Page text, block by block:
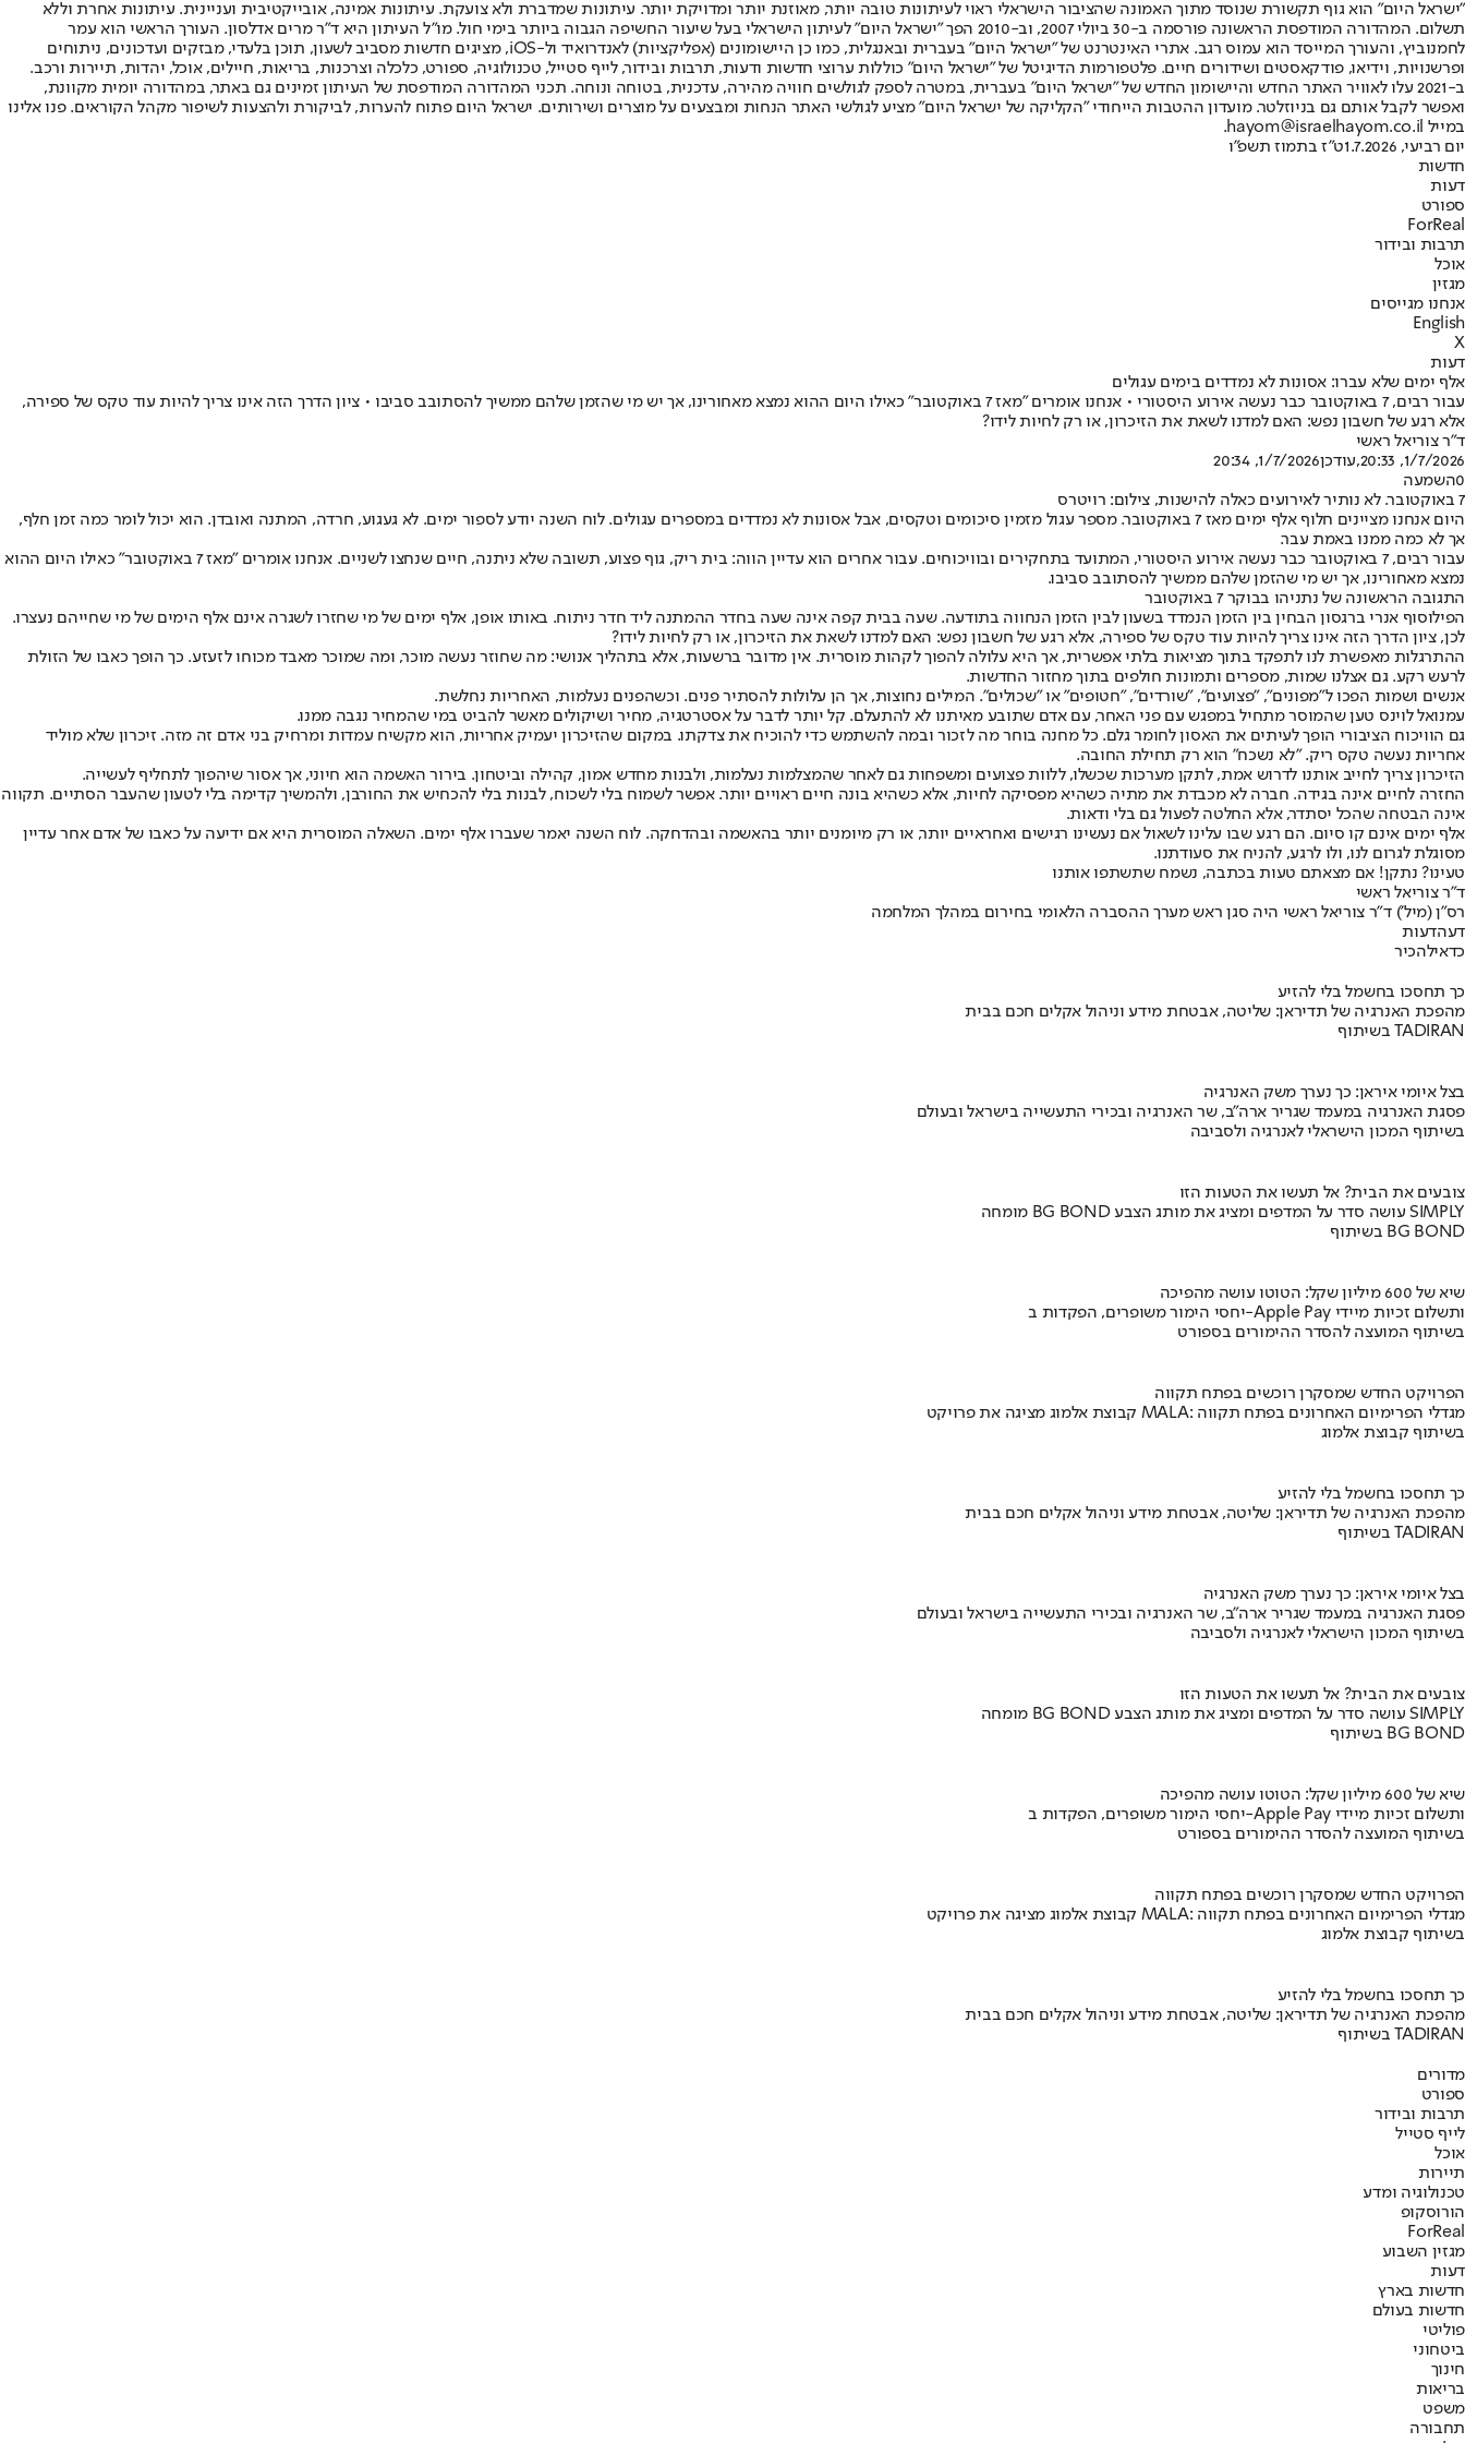
"ישראל היום" הוא גוף תקשורת שנוסד מתוך האמונה שהציבור הישראלי ראוי לעיתונות טובה יותר, מאוזנת יותר ומדויקת יותר. עיתונות שמדברת ולא צועקת. עיתונות אמינה, אובייקטיבית ועניינית. עיתונות אחרת וללא
תשלום. המהדורה המודפסת הראשונה פורסמה ב-30 ביולי 2007, וב-2010 הפך "ישראל היום" לעיתון הישראלי בעל שיעור החשיפה הגבוה ביותר בימי חול. מו"ל העיתון היא ד"ר מרים אדלסון. העורך הראשי הוא עמר
לחמנוביץ, והעורך המייסד הוא עמוס רגב. אתרי האינטרנט של "ישראל היום" בעברית ובאנגלית, כמו כן היישומונים (אפליקציות) לאנדרואיד ול-iOS, מציגים חדשות מסביב לשעון, תוכן בלעדי, מבזקים ועדכונים, ניתוחים
ופרשנויות, וידיאו, פודקאסטים ושידורים חיים. פלטפורמות הדיגיטל של "ישראל היום" כוללות ערוצי חדשות ודעות, תרבות ובידור, לייף סטייל, טכנולוגיה, ספורט, כלכלה וצרכנות, בריאות, חיילים, אוכל, יהדות, תיירות ורכב.
ב-2021 עלו לאוויר האתר החדש והיישומון החדש של "ישראל היום" בעברית, במטרה לספק לגולשים חוויה מהירה, עדכנית, בטוחה ונוחה. תכני המהדורה המודפסת של העיתון זמינים גם באתר, במהדורה יומית מקוונת,
ואפשר לקבל אותם גם בניוזלטר. מועדון ההטבות הייחודי "הקליקה של ישראל היום" מציע לגולשי האתר הנחות ומבצעים על מוצרים ושירותים. ישראל היום פתוח להערות, לביקורת ולהצעות לשיפור מקהל הקוראים. פנו אלינו
במייל hayom@israelhayom.co.il.
יום רביעי, 1.7.2026
ט"ז בתמוז תשפ"ו
חדשות
דעות
ספורט
ForReal
תרבות ובידור
אוכל
מגזין
אנחנו מגייסים
English
X
דעות
אלף ימים שלא עברו: אסונות לא נמדדים בימים עגולים
עבור רבים, 7 באוקטובר כבר נעשה אירוע היסטורי • אנחנו אומרים "מאז 7 באוקטובר" כאילו היום ההוא נמצא מאחורינו, אך יש מי שהזמן שלהם ממשיך להסתובב סביבו • ציון הדרך הזה אינו צריך להיות עוד טקס של ספירה,
אלא רגע של חשבון נפש: האם למדנו לשאת את הזיכרון, או רק לחיות לידו?
ד"ר צוריאל ראשי
1/7/2026, 20:33
,עודכן1/7/2026, 20:34
0השמעה
7 באוקטובר. לא נותיר לאירועים כאלה להישנות, צילום: רויטרס
היום אנחנו מציינים חלוף אלף ימים מאז 7 באוקטובר. מספר עגול מזמין סיכומים וטקסים, אבל אסונות לא נמדדים במספרים עגולים. לוח השנה יודע לספור ימים. לא געגוע, חרדה, המתנה ואובדן. הוא יכול לומר כמה זמן חלף,
אך לא כמה ממנו באמת עבר.
עבור רבים, 7 באוקטובר כבר נעשה אירוע היסטורי, המתועד בתחקירים ובוויכוחים. עבור אחרים הוא עדיין הווה: בית ריק, גוף פצוע, תשובה שלא ניתנה, חיים שנחצו לשניים. אנחנו אומרים "מאז 7 באוקטובר" כאילו היום ההוא
נמצא מאחורינו, אך יש מי שהזמן שלהם ממשיך להסתובב סביבו.
התגובה הראשונה של נתניהו בבוקר 7 באוקטובר
הפילוסוף אנרי ברגסון הבחין בין הזמן הנמדד בשעון לבין הזמן הנחווה בתודעה. שעה בבית קפה אינה שעה בחדר ההמתנה ליד חדר ניתוח. באותו אופן, אלף ימים של מי שחזרו לשגרה אינם אלף הימים של מי שחייהם נעצרו.
לכן, ציון הדרך הזה אינו צריך להיות עוד טקס של ספירה, אלא רגע של חשבון נפש: האם למדנו לשאת את הזיכרון, או רק לחיות לידו?
ההתרגלות מאפשרת לנו לתפקד בתוך מציאות בלתי אפשרית, אך היא עלולה להפוך לקהות מוסרית. אין מדובר ברשעות, אלא בתהליך אנושי: מה שחוזר נעשה מוכר, ומה שמוכר מאבד מכוחו לזעזע. כך הופך כאבו של הזולת
לרעש רקע. גם אצלנו שמות, מספרים ותמונות חולפים בתוך מחזור החדשות.
אנשים ושמות הפכו ל"מפונים", "פצועים", "שורדים", "חטופים" או "שכולים". המילים נחוצות, אך הן עלולות להסתיר פנים. וכשהפנים נעלמות, האחריות נחלשת.
עמנואל לוינס טען שהמוסר מתחיל במפגש עם פני האחר, עם אדם שתובע מאיתנו לא להתעלם. קל יותר לדבר על אסטרטגיה, מחיר ושיקולים מאשר להביט במי שהמחיר נגבה ממנו.
גם הוויכוח הציבורי הופך לעיתים את האסון לחומר גלם. כל מחנה בוחר מה לזכור ובמה להשתמש כדי להוכיח את צדקתו. במקום שהזיכרון יעמיק אחריות, הוא מקשיח עמדות ומרחיק בני אדם זה מזה. זיכרון שלא מוליד
אחריות נעשה טקס ריק. "לא נשכח" הוא רק תחילת החובה.
הזיכרון צריך לחייב אותנו לדרוש אמת, לתקן מערכות שכשלו, ללוות פצועים ומשפחות גם לאחר שהמצלמות נעלמות, ולבנות מחדש אמון, קהילה וביטחון. בירור האשמה הוא חיוני, אך אסור שיהפוך לתחליף לעשייה.
החזרה לחיים אינה בגידה. חברה לא מכבדת את מתיה כשהיא מפסיקה לחיות, אלא כשהיא בונה חיים ראויים יותר. אפשר לשמוח בלי לשכוח, לבנות בלי להכחיש את החורבן, ולהמשיך קדימה בלי לטעון שהעבר הסתיים. תקווה
אינה הבטחה שהכל יסתדר, אלא החלטה לפעול גם בלי ודאות.
אלף ימים אינם קו סיום. הם רגע שבו עלינו לשאול אם נעשינו רגישים ואחראיים יותר, או רק מיומנים יותר בהאשמה ובהדחקה. לוח השנה יאמר שעברו אלף ימים. השאלה המוסרית היא אם ידיעה על כאבו של אדם אחר עדיין
מסוגלת לגרום לנו, ולו לרגע, להניח את סעודתנו.
טעינו? נתקן! אם מצאתם טעות בכתבה, נשמח שתשתפו אותנו
ד"ר צוריאל ראשי
רס"ן (מיל') ד"ר צוריאל ראשי היה סגן ראש מערך ההסברה הלאומי בחירום במהלך המלחמה
דעהדעות
כדאילהכיר
כך תחסכו בחשמל בלי להזיע
מהפכת האנרגיה של תדיראן: שליטה, אבטחת מידע וניהול אקלים חכם בבית
בשיתוף TADIRAN
בצל איומי איראן: כך נערך משק האנרגיה
פסגת האנרגיה במעמד שגריר ארה"ב, שר האנרגיה ובכירי התעשייה בישראל ובעולם
בשיתוף המכון הישראלי לאנרגיה ולסביבה
צובעים את הבית? אל תעשו את הטעות הזו
מומחה BG BOND עושה סדר על המדפים ומציג את מותג הצבע SIMPLY
בשיתוף BG BOND
שיא של 600 מיליון שקל: הטוטו עושה מהפיכה
יחסי הימור משופרים, הפקדות ב-Apple Pay ותשלום זכיות מיידי
בשיתוף המועצה להסדר ההימורים בספורט
הפרויקט החדש שמסקרן רוכשים בפתח תקווה
קבוצת אלמוג מציגה את פרויקט MALA: מגדלי הפרימיום האחרונים בפתח תקווה
בשיתוף קבוצת אלמוג
כך תחסכו בחשמל בלי להזיע
מהפכת האנרגיה של תדיראן: שליטה, אבטחת מידע וניהול אקלים חכם בבית
בשיתוף TADIRAN
בצל איומי איראן: כך נערך משק האנרגיה
פסגת האנרגיה במעמד שגריר ארה"ב, שר האנרגיה ובכירי התעשייה בישראל ובעולם
בשיתוף המכון הישראלי לאנרגיה ולסביבה
צובעים את הבית? אל תעשו את הטעות הזו
מומחה BG BOND עושה סדר על המדפים ומציג את מותג הצבע SIMPLY
בשיתוף BG BOND
שיא של 600 מיליון שקל: הטוטו עושה מהפיכה
יחסי הימור משופרים, הפקדות ב-Apple Pay ותשלום זכיות מיידי
בשיתוף המועצה להסדר ההימורים בספורט
הפרויקט החדש שמסקרן רוכשים בפתח תקווה
קבוצת אלמוג מציגה את פרויקט MALA: מגדלי הפרימיום האחרונים בפתח תקווה
בשיתוף קבוצת אלמוג
כך תחסכו בחשמל בלי להזיע
מהפכת האנרגיה של תדיראן: שליטה, אבטחת מידע וניהול אקלים חכם בבית
בשיתוף TADIRAN
מדורים
ספורט
תרבות ובידור
לייף סטייל
אוכל
תיירות
טכנולוגיה ומדע
הורוסקופ
ForReal
מגזין השבוע
דעות
חדשות בארץ
חדשות בעולם
פוליטי
ביטחוני
חינוך
בריאות
משפט
תחבורה